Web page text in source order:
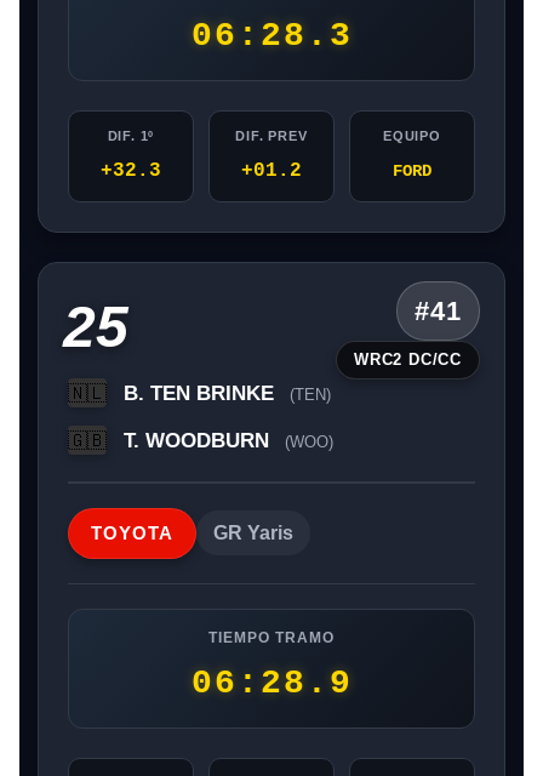
06:28.3
DIF. 1º
+32.3
DIF. PREV
+01.2
EQUIPO
FORD
25 #41
WRC2 DC/CC
🇳🇱 B. TEN BRINKE (TEN)
🇬🇧 T. WOODBURN (WOO)
TOYOTA GR Yaris
TIEMPO TRAMO
06:28.9